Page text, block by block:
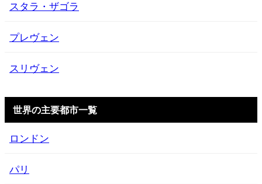
スタラ・ザゴラ
プレヴェン
スリヴェン
世界の主要都市一覧
ロンドン
パリ